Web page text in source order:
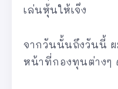
เล่นหุ้นให้เจ๊ง
จากวันนั้นถึงวันนี้ ผ
หน้าที่กองทุนต่างๆ